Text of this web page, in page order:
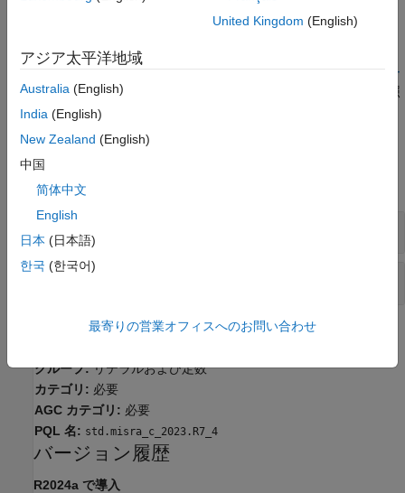
以外のデータ型の配列。
ルール違反を想定していてもその違反が表示されない場合、コー
ディング規約違反が想定どおりに表示されない理由の診断
を参照
します。
例
すべて展開する
文字列リテラルを可変個引数関数に渡す
チェック情報
グループ:リテラルおよび定数
カテゴリ: 必要
AGC カテゴリ: 必要
PQL 名: std.misra_c_2023.R7_4
バージョン履歴
R2024a で導入
United Kingdom (English)
アジア太平洋地域
Australia (English)
India (English)
New Zealand (English)
中国
简体中文
English
日本 (日本語)
한국 (한국어)
最寄りの営業オフィスへのお問い合わせ